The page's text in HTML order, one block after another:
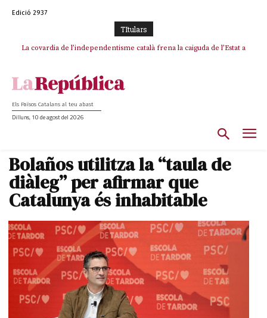
Edició 2937
TItulars
La covardia de l’independentisme català frena la caiguda de l’Estat a
Crònica estiuenca d’un pacte congelat (4): ERC permet un altre flagrant
Els Països Catalans al teu abast
Dilluns, 10 de agost del 2026
Bolaños utilitza la “taula de
diàleg” per afirmar que
Catalunya és inhabitable